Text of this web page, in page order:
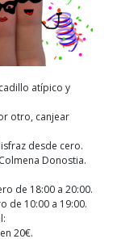
atípico y
otro, canjear
desde cero.
Donostia.
de 18:00 a 20:00.
de 10:00 a 19:00.
20€.